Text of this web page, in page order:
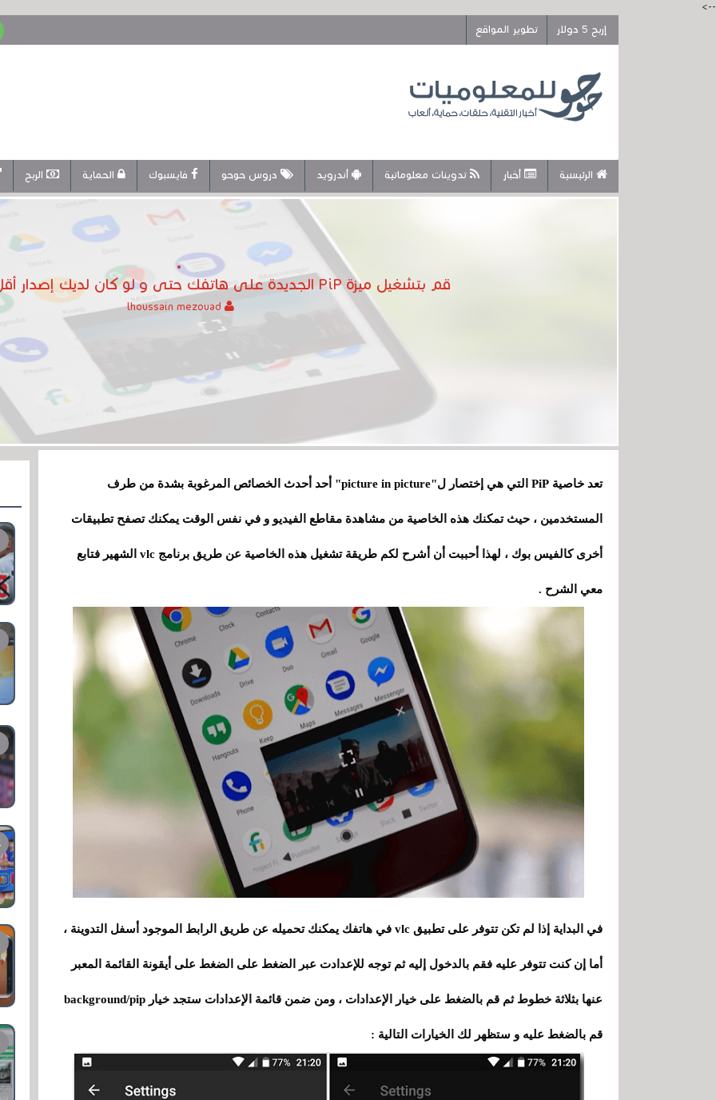
-->
إربح 5 دولار
تطوير المواقع
الرئيسية أخبار تدوينات معلوماتية أندرويد دروس حوحو فايسبوك الحماية الربح
قم بتشغيل ميزة PiP الجديدة على هاتفك حتى و لو كان لديك إصدار أقل من أندرويد P
تعد خاصية PiP التي هي إختصار ل"picture in picture" أحد أحدث الخصائص المرغوبة بشدة من طرف
المستخدمين ، حيث تمكنك هذه الخاصية من مشاهدة مقاطع الفيديو و في نفس الوقت يمكنك تصفح تطبيقات
أخرى كالفيس بوك ، لهذا أحببت أن أشرح لكم طريقة تشغيل هذه الخاصية عن طريق برنامج vlc الشهير فتابع
معي الشرح .
في البداية إذا لم تكن تتوفر على تطبيق vlc في هاتفك يمكنك تحميله عن طريق الرابط الموجود أسفل التدوينة ،
أما إن كنت تتوفر عليه فقم بالدخول إليه ثم توجه للإعدادت عبر الضغط على الضغط على أيقونة القائمة المعبر
عنها بثلاثة خطوط ثم قم بالضغط على خيار الإعدادات ، ومن ضمن قائمة الإعدادات ستجد خيار background/pip
قم بالضغط عليه و ستظهر لك الخيارات التالية :